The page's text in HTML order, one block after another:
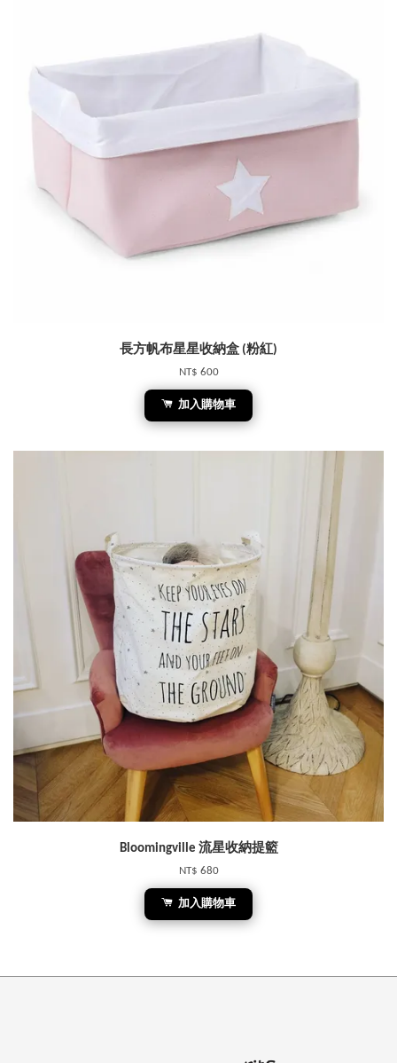
長方帆布星星收納盒 (粉紅)
NT$ 600
加入購物車
Bloomingville 流星收納提籃
NT$ 680
加入購物車